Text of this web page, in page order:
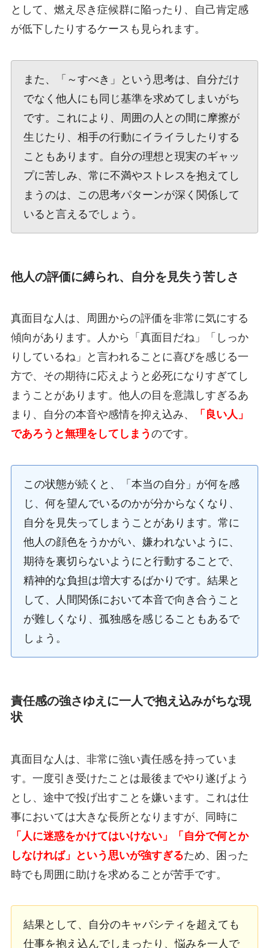
として、燃え尽き症候群に陥ったり、自己肯定感
が低下したりするケースも見られます。
また、「～すべき」という思考は、自分だけ
でなく他人にも同じ基準を求めてしまいがち
です。これにより、周囲の人との間に摩擦が
生じたり、相手の行動にイライラしたりする
こともあります。自分の理想と現実のギャッ
プに苦しみ、常に不満やストレスを抱えてし
まうのは、この思考パターンが深く関係して
いると言えるでしょう。
他人の評価に縛られ、自分を見失う苦しさ
真面目な人は、周囲からの評価を非常に気にする
傾向があります。人から「真面目だね」「しっか
りしているね」と言われることに喜びを感じる一
方で、その期待に応えようと必死になりすぎてし
まうことがあります。他人の目を意識しすぎるあ
まり、自分の本音や感情を抑え込み、
「良い人」
であろうと無理をしてしまう のです。
この状態が続くと、「本当の自分」が何を感
じ、何を望んでいるのかが分からなくなり、
自分を見失ってしまうことがあります。常に
他人の顔色をうかがい、嫌われないように、
期待を裏切らないようにと行動することで、
精神的な負担は増大するばかりです。結果と
して、人間関係において本音で向き合うこと
が難しくなり、孤独感を感じることもあるで
しょう。
責任感の強さゆえに一人で抱え込みがちな現
状
真面目な人は、非常に強い責任感を持っていま
す。一度引き受けたことは最後までやり遂げよう
とし、途中で投げ出すことを嫌います。これは仕
事においては大きな長所となりますが、同時に
「人に迷惑をかけてはいけない」「自分で何とか
しなければ」という思いが強すぎるため、困った
時でも周囲に助けを求めることが苦手です。
結果として、自分のキャパシティを超えても
仕事を抱え込んでしまったり、悩みを一人で